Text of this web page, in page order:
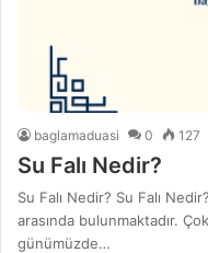
baglamaduasi 0 127
Su Falı Nedir?
Su Falı Nedir? Su Falı
arasında bulunmaktadır.
günümüzde…